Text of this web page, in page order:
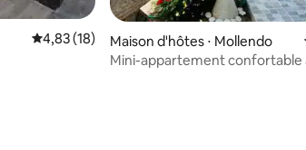
Évaluation moyenne sur la base de 18
4,83 (18)
Maison d'hôtes ⋅ Mollendo
Mini-appartement confortable